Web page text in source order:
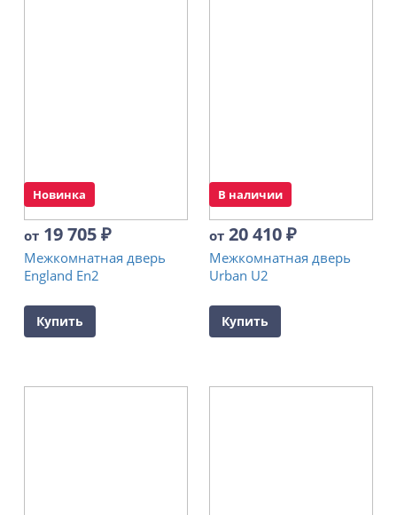
Новинка
от 19 705₽
Межкомнатная дверь
England En2
Купить
В наличии
от 20 410₽
Межкомнатная дверь
Urban U2
Купить